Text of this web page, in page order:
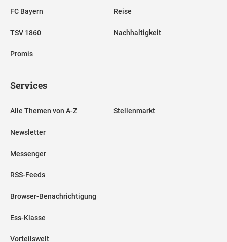
FC Bayern
TSV 1860
Promis
Reise
Nachhaltigkeit
Services
Alle Themen von A-Z
Newsletter
Messenger
RSS-Feeds
Browser-Benachrichtigung
Ess-Klasse
Vorteilswelt
Stellenmarkt